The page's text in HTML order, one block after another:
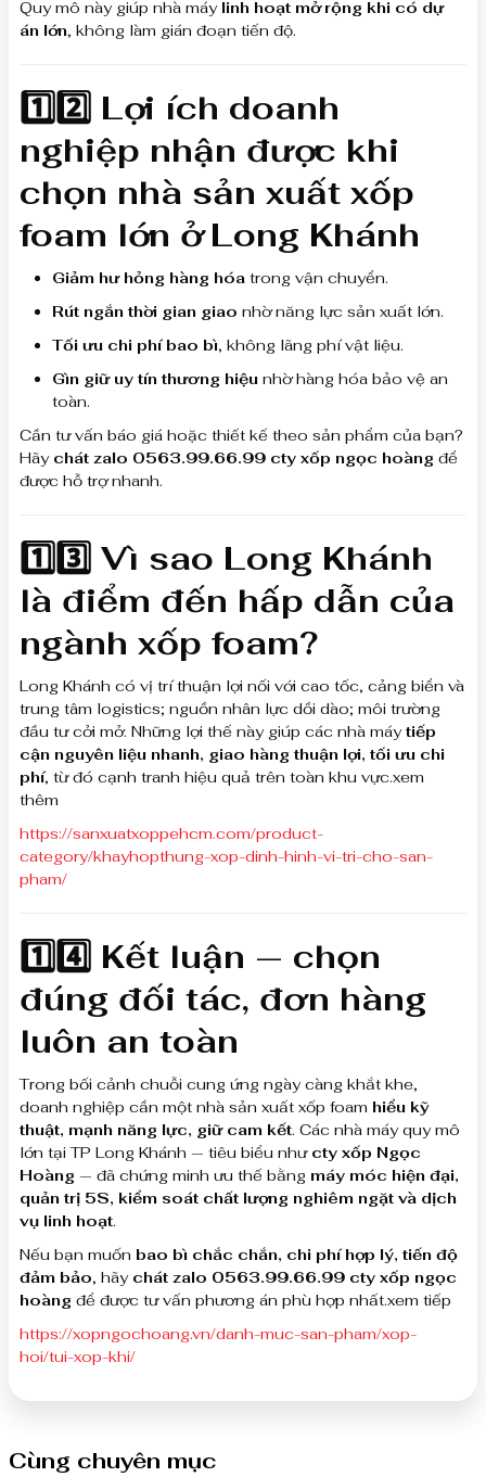
Quy mô này giúp nhà máy linh hoạt mở rộng khi có dự
án lớn, không làm gián đoạn tiến độ.
1️⃣2️⃣ Lợi ích doanh
nghiệp nhận được khi
chọn nhà sản xuất xốp
foam lớn ở Long Khánh
Giảm hư hỏng hàng hóa trong vận chuyển.
Rút ngắn thời gian giao nhờ năng lực sản xuất lớn.
Tối ưu chi phí bao bì, không lãng phí vật liệu.
Gìn giữ uy tín thương hiệu nhờ hàng hóa bảo vệ an
toàn.
Cần tư vấn báo giá hoặc thiết kế theo sản phẩm của bạn?
Hãy chát zalo 0563.99.66.99 cty xốp ngọc hoàng để
được hỗ trợ nhanh.
1️⃣3️⃣ Vì sao Long Khánh
là điểm đến hấp dẫn của
ngành xốp foam?
Long Khánh có vị trí thuận lợi nối với cao tốc, cảng biển và
trung tâm logistics; nguồn nhân lực dồi dào; môi trường
đầu tư cởi mở. Những lợi thế này giúp các nhà máytiếp
cận nguyên liệu nhanh, giao hàng thuận lợi, tối ưu chi
phí, từ đó cạnh tranh hiệu quả trên toàn khu vực.xem
thêm
https://sanxuatxoppehcm.com/product-
category/khayhopthung-xop-dinh-hinh-vi-tri-cho-san-
pham/
1️⃣4️⃣ Kết luận — chọn
đúng đối tác, đơn hàng
luôn an toàn
Trong bối cảnh chuỗi cung ứng ngày càng khắt khe,
doanh nghiệp cần một nhà sản xuất xốp foam hiểu kỹ
thuật, mạnh năng lực, giữ cam kết. Các nhà máy quy mô
lớn tại TP Long Khánh — tiêu biểu như cty xốp Ngọc
Hoàng — đã chứng minh ưu thế bằng máy móc hiện đại,
quản trị 5S, kiểm soát chất lượng nghiêm ngặt và dịch
vụ linh hoạt.
Nếu bạn muốn bao bì chắc chắn, chi phí hợp lý, tiến độ
đảm bảo, hãy chát zalo 0563.99.66.99 cty xốp ngọc
hoàng để được tư vấn phương án phù hợp nhất.xem tiếp
https://xopngochoang.vn/danh-muc-san-pham/xop-
hoi/tui-xop-khi/
Cùng chuyên mục